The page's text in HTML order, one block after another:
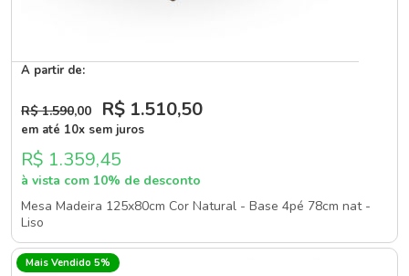
A partir de:
R$ 1.590,00 R$ 1.510,50
em até 10x sem juros
R$ 1.359,45
à vista com 10% de desconto
Mesa Madeira 125x80cm Cor Natural - Base 4pé 78cm nat -
Liso
Mais Vendido 5%